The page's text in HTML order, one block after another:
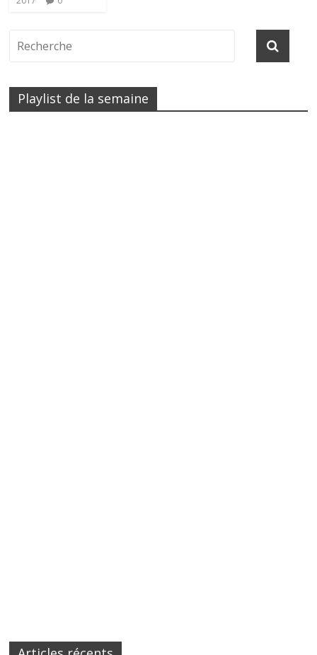
Playlist de la semaine